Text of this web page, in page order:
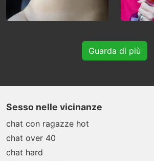
Guarda di più
Sesso nelle vicinanze
chat con ragazze hot
chat over 40
chat hard